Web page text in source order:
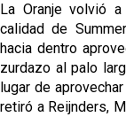
La Oranje volvió
calidad de
hacia dentro
zurdazo al palo
lugar de
retiró a Reijnders,